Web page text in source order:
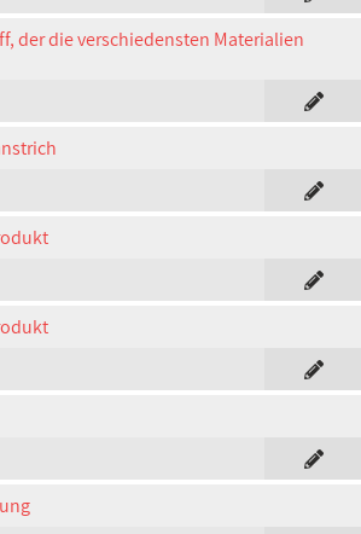
der die verschiedensten Materialien